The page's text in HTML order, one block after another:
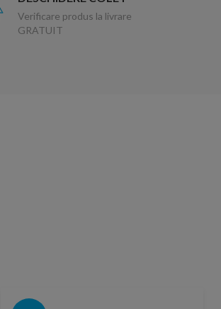
Verificare produs la livrare
GRATUIT